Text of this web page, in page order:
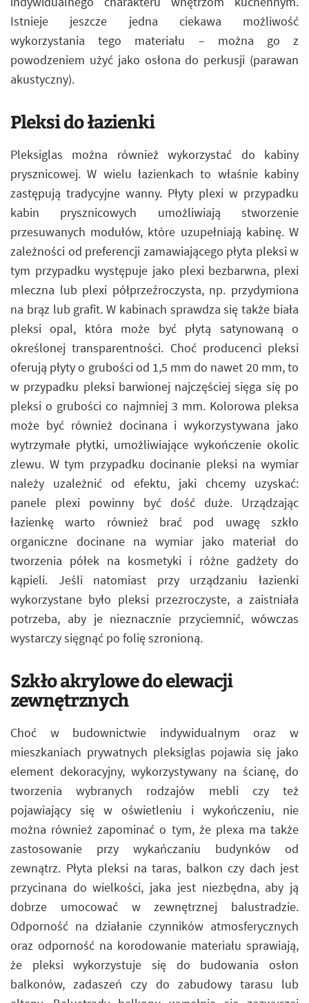
Istnieje jeszcze jedna ciekawa możliwość
wykorzystania tego materiału – można go z
powodzeniem użyć jako osłona do perkusji (parawan
akustyczny).
Pleksi do łazienki
Pleksiglas można również wykorzystać do kabiny
prysznicowej. W wielu łazienkach to właśnie kabiny
zastępują tradycyjne wanny. Płyty plexi w przypadku
kabin prysznicowych umożliwiają stworzenie
przesuwanych modułów, które uzupełniają kabinę. W
zależności od preferencji zamawiającego płyta pleksi w
tym przypadku występuje jako plexi bezbarwna, plexi
mleczna lub plexi półprzeźroczysta, np. przydymiona
na brąz lub grafit. W kabinach sprawdza się także biała
pleksi opal, która może być płytą satynowaną o
określonej transparentności. Choć producenci pleksi
oferują płyty o grubości od 1,5 mm do nawet 20 mm, to
w przypadku pleksi barwionej najczęściej sięga się po
pleksi o grubości co najmniej 3 mm. Kolorowa pleksa
może być również docinana i wykorzystywana jako
wytrzymałe płytki, umożliwiające wykończenie okolic
zlewu. W tym przypadku docinanie pleksi na wymiar
należy uzależnić od efektu, jaki chcemy uzyskać:
panele plexi powinny być dość duże. Urządzając
łazienkę warto również brać pod uwagę szkło
organiczne docinane na wymiar jako materiał do
tworzenia półek na kosmetyki i różne gadżety do
kąpieli. Jeśli natomiast przy urządzaniu łazienki
wykorzystane było pleksi przezroczyste, a zaistniała
potrzeba, aby je nieznacznie przyciemnić, wówczas
wystarczy sięgnąć po folię szronioną.
Szkło akrylowe do elewacji
zewnętrznych
Choć w budownictwie indywidualnym oraz w
mieszkaniach prywatnych pleksiglas pojawia się jako
element dekoracyjny, wykorzystywany na ścianę, do
tworzenia wybranych rodzajów mebli czy też
pojawiający się w oświetleniu i wykończeniu, nie
można również zapominać o tym, że plexa ma także
zastosowanie przy wykańczaniu budynków od
zewnątrz. Płyta pleksi na taras, balkon czy dach jest
przycinana do wielkości, jaka jest niezbędna, aby ją
dobrze umocować w zewnętrznej balustradzie.
Odporność na działanie czynników atmosferycznych
oraz odporność na korodowanie materiału sprawiają,
że pleksi wykorzystuje się do budowania osłon
balkonów, zadaszeń czy do zabudowy tarasu lub